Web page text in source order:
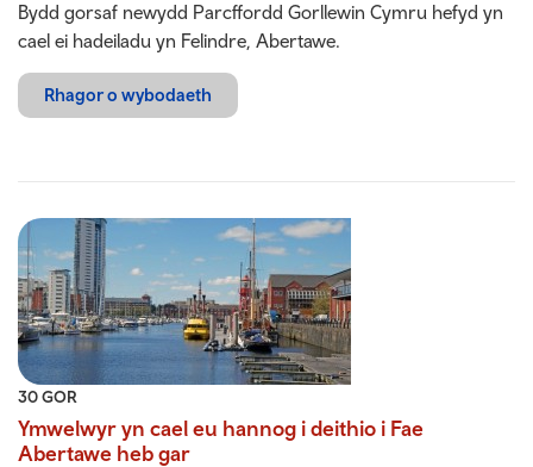
Bydd gorsaf newydd Parcffordd Gorllewin Cymru hefyd yn
cael ei hadeiladu yn Felindre, Abertawe.
Rhagor o wybodaeth
30 GOR
Ymwelwyr yn cael eu hannog i deithio i Fae
Abertawe heb gar